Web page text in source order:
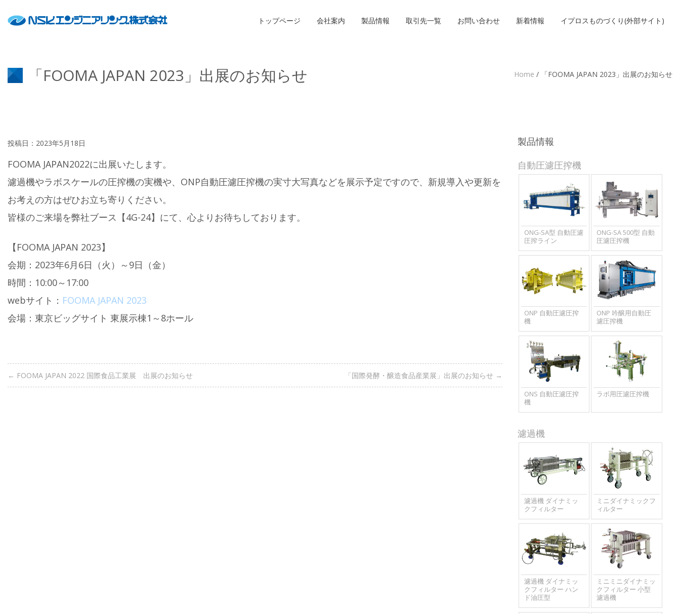
トップページ 会社案内 製品情報 取引先一覧 お問い合わせ 新着情報 イプロスものづくり(外部サイト)
「FOOMA JAPAN 2023」出展のお知らせ Home / 「FOOMA JAPAN 2023」出展のお知らせ
投稿日：2023年5月18日
FOOMA JAPAN2022に出展いたします。
濾過機やラボスケールの圧搾機の実機や、ONP自動圧濾圧搾機の実寸大写真などを展示予定ですので、新規導入や更新を
お考えの方はぜひお立ち寄りください。
皆様のご来場を弊社ブース【4G-24】にて、心よりお待ちしております。
【FOOMA JAPAN 2023】
会期：2023年6月6日（火）～9日（金）
時間：10:00～17:00
webサイト： FOOMA JAPAN 2023
会場：東京ビッグサイト 東展示棟1～8ホール
← FOOMA JAPAN 2022 国際食品工業展 出展のお知らせ 「国際発酵・醸造食品産業展」出展のお知らせ →
製品情報
自動圧濾圧搾機
ONG-SA型 自動圧濾
圧搾ライン
ONG-SA 500型 自動
圧濾圧搾機
ONP 自動圧濾圧搾
機
ONP 吟醸用自動圧
濾圧搾機
ONS 自動圧濾圧搾
機
ラボ用圧濾圧搾機
濾過機
濾過機 ダイナミッ
クフィルター
ミニダイナミックフ
ィルター
濾過機 ダイナミッ
クフィルター ハン
ド油圧型
ミニミニダイナミッ
クフィルター 小型
濾過機